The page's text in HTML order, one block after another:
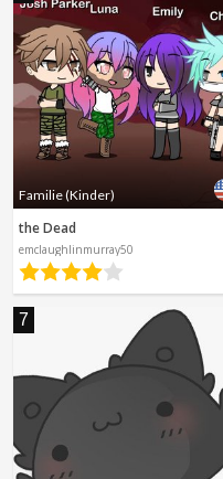
Familie (Kinder)
the Dead
emclaughlinmurray50
7